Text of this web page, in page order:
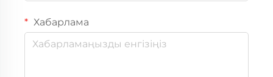
Хабарлама